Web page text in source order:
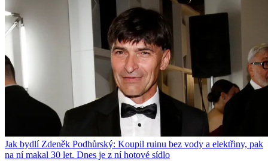
Jak bydlí Zdeněk Podhůrský: Koupil ruinu bez vody a elektřiny, pak
na ní makal 30 let. Dnes je z ní hotové sídlo